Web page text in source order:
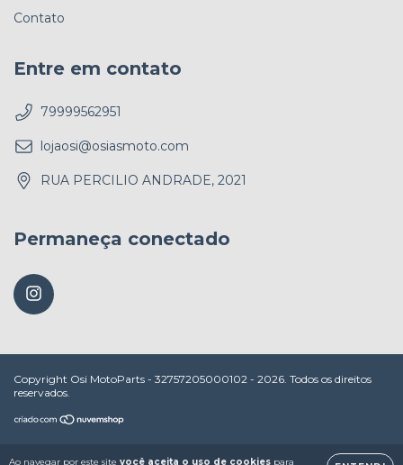
Ao navegar por este site você aceita o uso de cookies para
Contato
Entre em contato
79999562951
lojaosi@osiasmoto.com
RUA PERCILIO ANDRADE, 2021
Permaneça conectado
Copyright Osi MotoParts - 32757205000102 - 2026. Todos os direitos
reservados.